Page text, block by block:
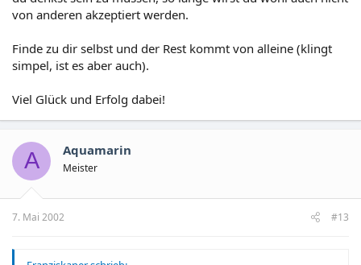
von anderen akzeptiert werden.
Finde zu dir selbst und der Rest kommt von alleine (klingt
simpel, ist es aber auch).
Viel Glück und Erfolg dabei!
A Aquamarin
Meister
7. Mai 2002 #13